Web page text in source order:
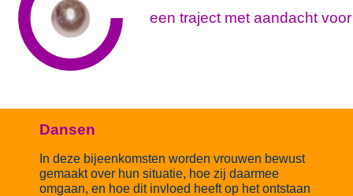
een traject met aandacht
Dansen
In deze bijeenkomsten worden vrouwen bewust
gemaakt over hun situatie, hoe zij daarmee
omgaan, en hoe dit invloed heeft op het ontstaan